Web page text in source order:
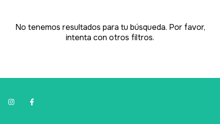
No tenemos resultados para tu búsqueda. Por favor,
intenta con otros filtros.